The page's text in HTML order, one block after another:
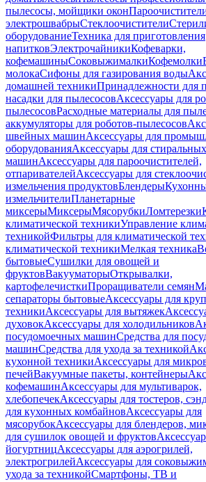
пылесосы, мойщики окон
электрошвабрыСтеклоочистители
оборудованиеТехника для приготовления
напитковЭлектрочайникиКофеварки,
кофемашиныСоковыжималкиКофемолки
молокаСифоны для газирования воды
домашней техникиПринадлежности для
насадки для пылесосовАксессуары для
пылесосовРасходные материалы для
аккумуляторы для роботов-пылесосов
швейных машинАксессуары для
оборудованияАксессуары для
машинАксессуары для пароочистителей,
отпаривателейАксессуары для
измельчения продуктовБлендеры
измельчителиПланетарные
миксерыМиксерыМясорубкиЛомтерезки
климатической техникиУправление
техникойФильтры для климатической
климатической техникиМелкая техника
бытовыеСушилки для овощей и
фруктовВакууматорыОткрывалки,
картофелечисткиПроращиватели семян
сепараторы бытовыеАксессуары для
техникиАксессуары для вытяжек
духовокАксессуары для холодильников
посудомоечных машинСредства для
машинСредства для ухода за техникой
кухонной техникиАксессуары для
печейВакуумные пакеты, контейнеры
кофемашинАксессуары для мультиварок,
хлебопечекАксессуары для тостеров,
для кухонных комбайновАксессуары для
мясорубокАксессуары для блендеров,
для сушилок овощей и фруктов
йогуртницАксессуары для аэрогрилей,
электрогрилейАксессуары для
ухода за техникойСмартфоны, ТВ и